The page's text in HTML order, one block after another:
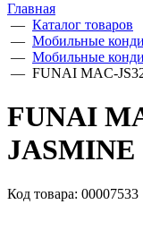
Главная
— Каталог товаров
— Мобильные
— Мобильные
— FUNAI MAC-
FUNAI
JASMINE
Код товара: 00007533